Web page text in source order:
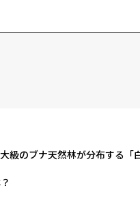
級のブナ天然林が分布する「